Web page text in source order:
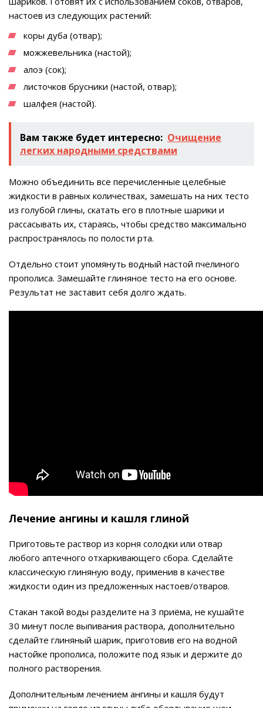
настоев из следующих растений:
коры дуба (отвар);
можжевельника (настой);
алоэ (сок);
листочков брусники (настой, отвар);
шалфея (настой).
Вам также будет интересно: Очищение
легких народными средствами
Можно объединить все перечисленные целебные
жидкости в равных количествах, замешать на них тесто
из голубой глины, скатать его в плотные шарики и
рассасывать их, стараясь, чтобы средство максимально
распространялось по полости рта.
Отдельно стоит упомянуть водный настой пчелиного
прополиса. Замешайте глиняное тесто на его основе.
Результат не заставит себя долго ждать.
Лечение ангины и кашля глиной
Приготовьте раствор из корня солодки или отвар
любого аптечного отхаркивающего сбора. Сделайте
классическую глиняную воду, применив в качестве
жидкости один из предложенных настоев/отваров.
Стакан такой воды разделите на 3 приёма, не кушайте
30 минут после выпивания раствора, дополнительно
сделайте глиняный шарик, приготовив его на водной
настойке прополиса, положите под язык и держите до
полного растворения.
Дополнительным лечением ангины и кашля будут